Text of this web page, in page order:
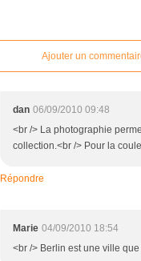
Ajouter un
dan 06/09/2010 09:48
<br /> La photographie
collection.<br /> Pour la
Répondre
Marie 04/09/2010 18:54
<br /> Berlin est une ville